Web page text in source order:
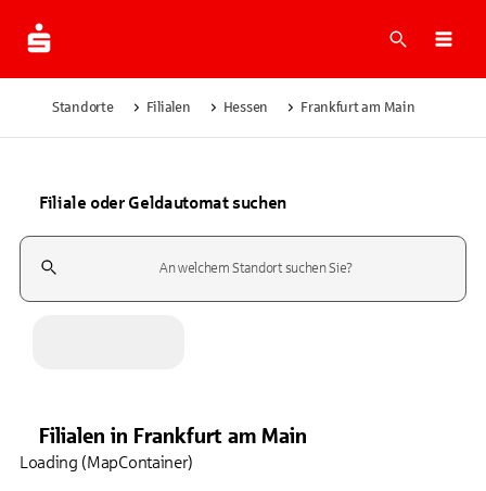
Suche
Standorte Filialen Hessen Frankfurt am Main
Filiale oder Geldautomat suchen
Suchfeld
Filialen in Frankfurt am Main
Loading (MapContainer)